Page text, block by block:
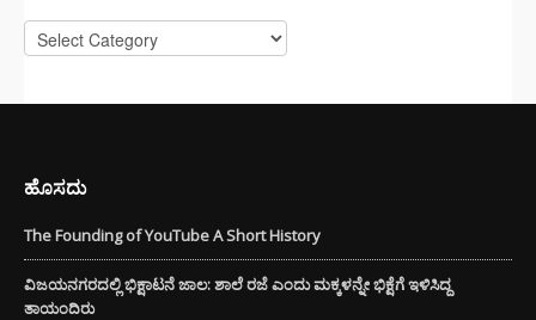
Categories
ಹೊಸದು
The Founding of YouTube A Short History
ವಿಜಯನಗರದಲ್ಲಿ ಭಿಕ್ಷಾಟನೆ ಜಾಲ: ಶಾಲೆ ರಜೆ ಎಂದು ಮಕ್ಕಳನ್ನೇ ಭಿಕ್ಷೆಗೆ ಇಳಿಸಿದ್ದ
ತಾಯಂದಿರು